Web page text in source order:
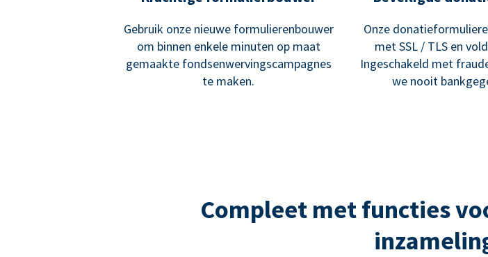
Gebruik onze nieuwe formulierenbouwer
om binnen enkele minuten op maat
gemaakte fondsenwervingscampagnes
te maken.
Onze
met SSL / TLS en
Ingeschakeld met
we nooit
Compleet met functies